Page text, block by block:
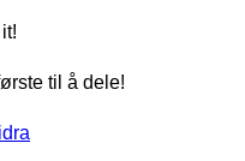
til å dele!